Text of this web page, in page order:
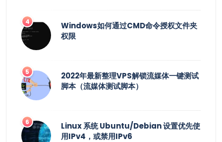
Windows如何通过CMD命令授权文件夹
权限
2022年最新整理VPS解锁流媒体一键测试
脚本（流媒体测试脚本）
Linux 系统 Ubuntu/Debian 设置优先使
用IPv4，或禁用IPv6